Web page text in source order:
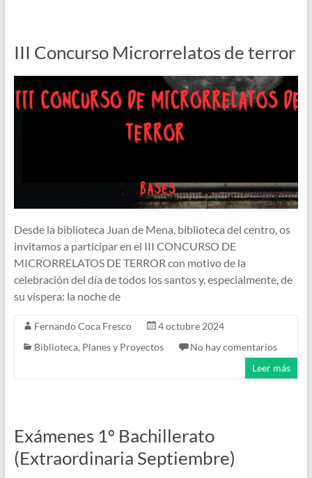
III Concurso Microrrelatos de terror
Desde la biblioteca Juan de Mena, biblioteca del centro, os
invitamos a participar en el III CONCURSO DE
MICRORRELATOS DE TERROR con motivo de la
celebración del día de todos los santos y, especialmente, de
su víspera: la noche de
Fernando Coca Fresco
4 octubre 2024
Biblioteca, Planes y Proyectos
No hay comentarios
Leer más
Exámenes 1º Bachillerato
(Extraordinaria Septiembre)